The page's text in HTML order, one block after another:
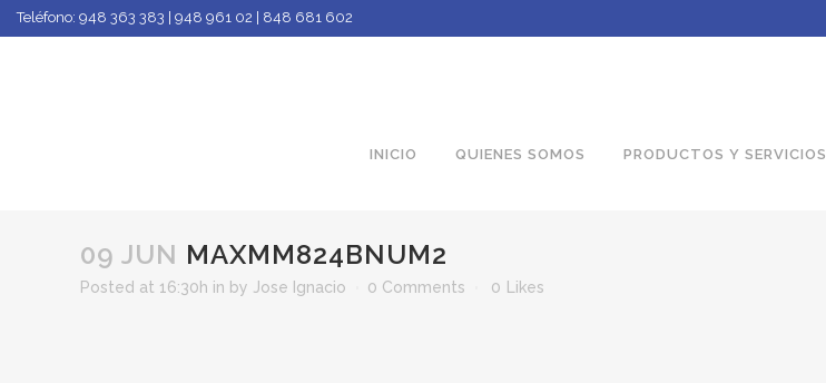
Teléfono: 948 363 383 | 948 961 02 | 848 681 602
INICIO QUIENES SOMOS PRODUCTOS Y SERVICIOS
09 JUN MAXMM824BNUM2
Posted at 16:30h in by Jose Ignacio 0 Comments 0 Likes